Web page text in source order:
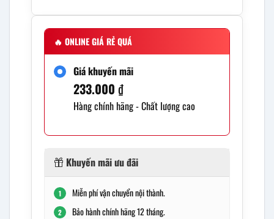
🔥 ONLINE GIÁ RẺ QUÁ
Giá khuyến mãi
233.000 ₫
Hàng chính hãng - Chất lượng cao
Khuyến mãi ưu đãi
1 Miễn phí vận chuyển nội thành.
2 Bảo hành chính hãng 12 tháng.